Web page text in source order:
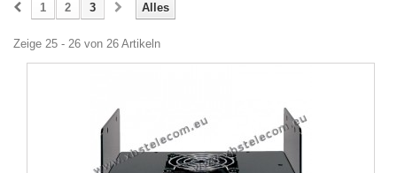
Alles
1 2 3
Zeige 25 - 26 von 26 Artikeln